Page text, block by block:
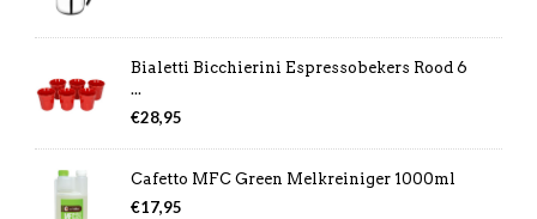
Bialetti Bicchierini Espressobekers Rood 6
...
€28,95
Cafetto MFC Green Melkreiniger 1000ml
€17,95